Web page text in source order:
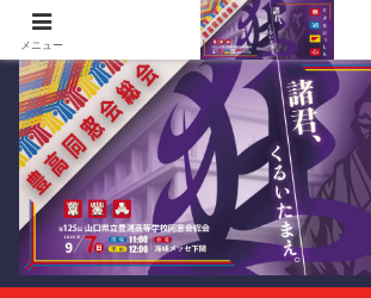
第125回山口県立豊浦高等学校同窓会総会
メニュー